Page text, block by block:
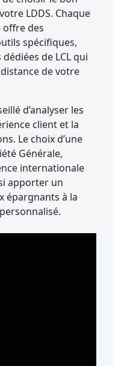
LDDS. Chaque
offre des
spécifiques,
de LCL qui
de votre
d’analyser les
client et la
Le choix d’une
Générale,
internationale
apporter un
épargnants à la